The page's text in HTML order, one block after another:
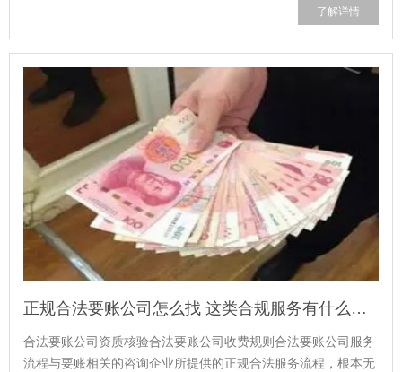
了解详情
正规合法要账公司怎么找 这类合规服务有什么标准
合法要账公司资质核验合法要账公司收费规则合法要账公司服务
流程与要账相关的咨询企业所提供的正规合法服务流程，根本无